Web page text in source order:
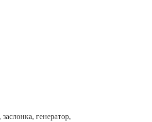
генератор,